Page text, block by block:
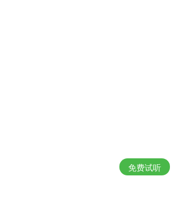
免费试听